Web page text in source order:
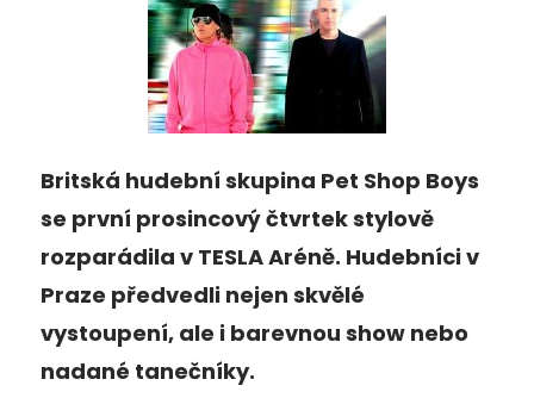
Britská hudební skupina Pet Shop Boys
se první prosincový čtvrtek stylově
rozparádila v TESLA Aréně. Hudebníci v
Praze předvedli nejen skvělé
vystoupení, ale i barevnou show nebo
nadané tanečníky.